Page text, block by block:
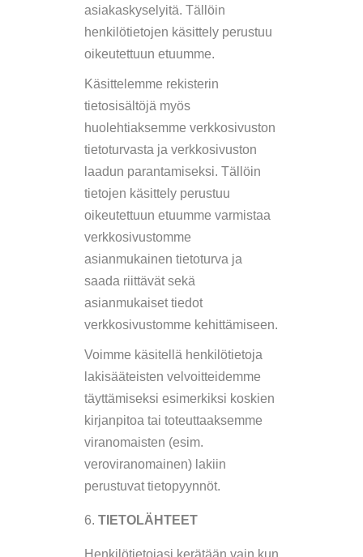
asiakaskyselyitä. Tällöin
henkilötietojen käsittely perustuu
oikeutettuun etuumme.
Käsittelemme rekisterin
tietosisältöjä myös
huolehtiaksemme verkkosivuston
tietoturvasta ja verkkosivuston
laadun parantamiseksi. Tällöin
tietojen käsittely perustuu
oikeutettuun etuumme varmistaa
verkkosivustomme
asianmukainen tietoturva ja
saada riittävät sekä
asianmukaiset tiedot
verkkosivustomme kehittämiseen.
Voimme käsitellä henkilötietoja
lakisääteisten velvoitteidemme
täyttämiseksi esimerkiksi koskien
kirjanpitoa tai toteuttaaksemme
viranomaisten (esim.
veroviranomainen) lakiin
perustuvat tietopyynnöt.
TIETOLÄHTEET
Henkilötietojasi kerätään vain kun